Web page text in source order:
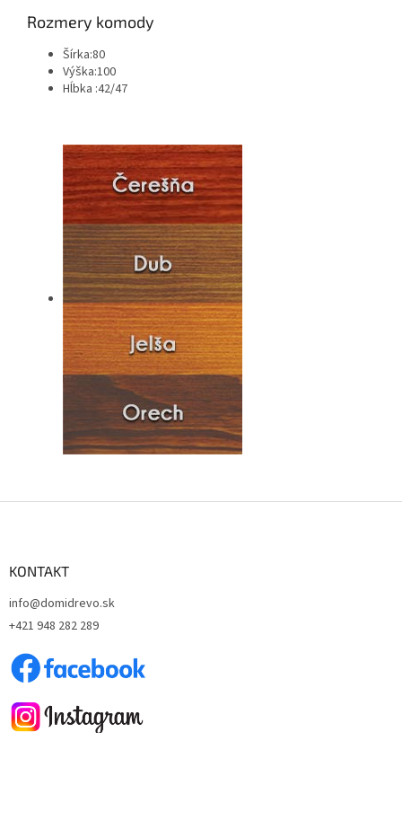
Rozmery komody
Šírka:80
Výška:100
Hĺbka :42/47
KONTAKT
info@domidrevo.sk
+421 948 282 289